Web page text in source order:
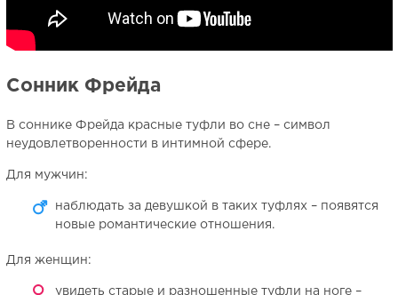
Сонник Фрейда
В соннике Фрейда красные туфли во сне – символ
неудовлетворенности в интимной сфере.
Для мужчин:
наблюдать за девушкой в таких туфлях – появятся
новые романтические отношения.
Для женщин:
увидеть старые и разношенные туфли на ноге –